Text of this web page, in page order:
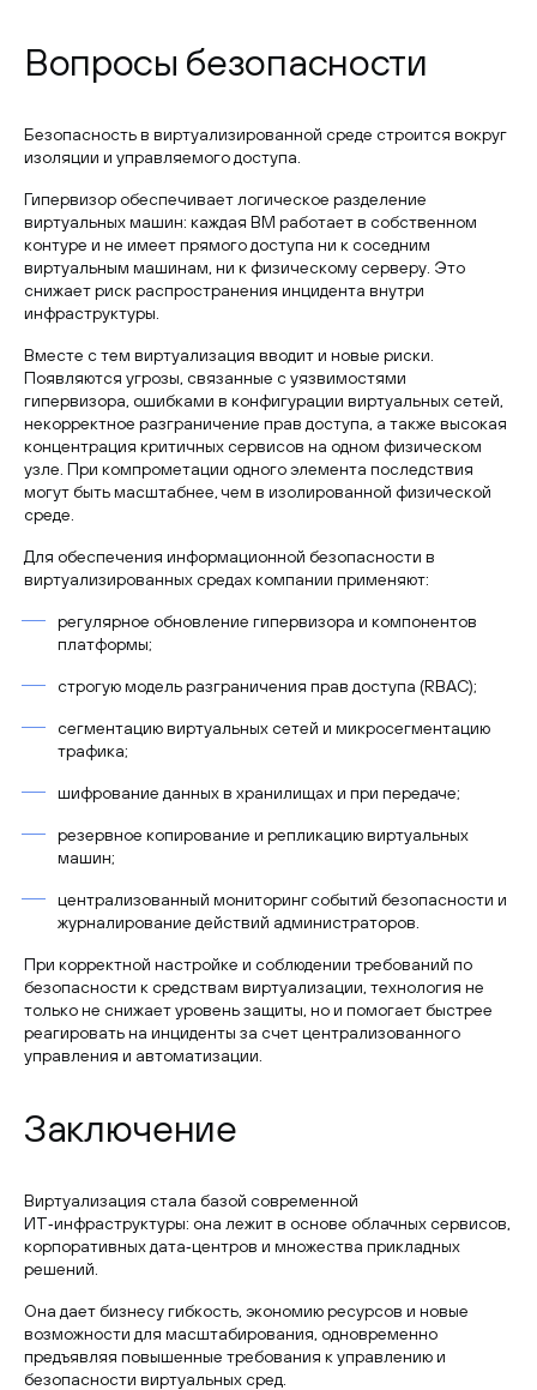
Вопросы безопасности
Безопасность в виртуализированной среде строится вокруг
изоляции и управляемого доступа.
Гипервизор обеспечивает логическое разделение
виртуальных машин: каждая ВМ работает в собственном
контуре и не имеет прямого доступа ни к соседним
виртуальным машинам, ни к физическому серверу. Это
снижает риск распространения инцидента внутри
инфраструктуры.
Вместе с тем виртуализация вводит и новые риски.
Появляются угрозы, связанные с уязвимостями
гипервизора, ошибками в конфигурации виртуальных сетей,
некорректное разграничение прав доступа, а также высокая
концентрация критичных сервисов на одном физическом
узле. При компрометации одного элемента последствия
могут быть масштабнее, чем в изолированной физической
среде.
Для обеспечения информационной безопасности в
виртуализированных средах компании применяют:
регулярное обновление гипервизора и компонентов
платформы;
строгую модель разграничения прав доступа (RBAC);
сегментацию виртуальных сетей и микросегментацию
трафика;
шифрование данных в хранилищах и при передаче;
резервное копирование и репликацию виртуальных
машин;
централизованный мониторинг событий безопасности и
журналирование действий администраторов.
При корректной настройке и соблюдении требований по
безопасности к средствам виртуализации, технология не
только не снижает уровень защиты, но и помогает быстрее
реагировать на инциденты за счет централизованного
управления и автоматизации.
Заключение
Виртуализация стала базой современной
ИТ‑инфраструктуры: она лежит в основе облачных сервисов,
корпоративных дата‑центров и множества прикладных
решений.
Она дает бизнесу гибкость, экономию ресурсов и новые
возможности для масштабирования, одновременно
предъявляя повышенные требования к управлению и
безопасности виртуальных сред.